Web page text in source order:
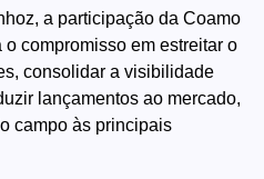
a participação da Coamo
compromisso em estreitar o
consolidar a visibilidade
lançamentos ao mercado,
campo às principais